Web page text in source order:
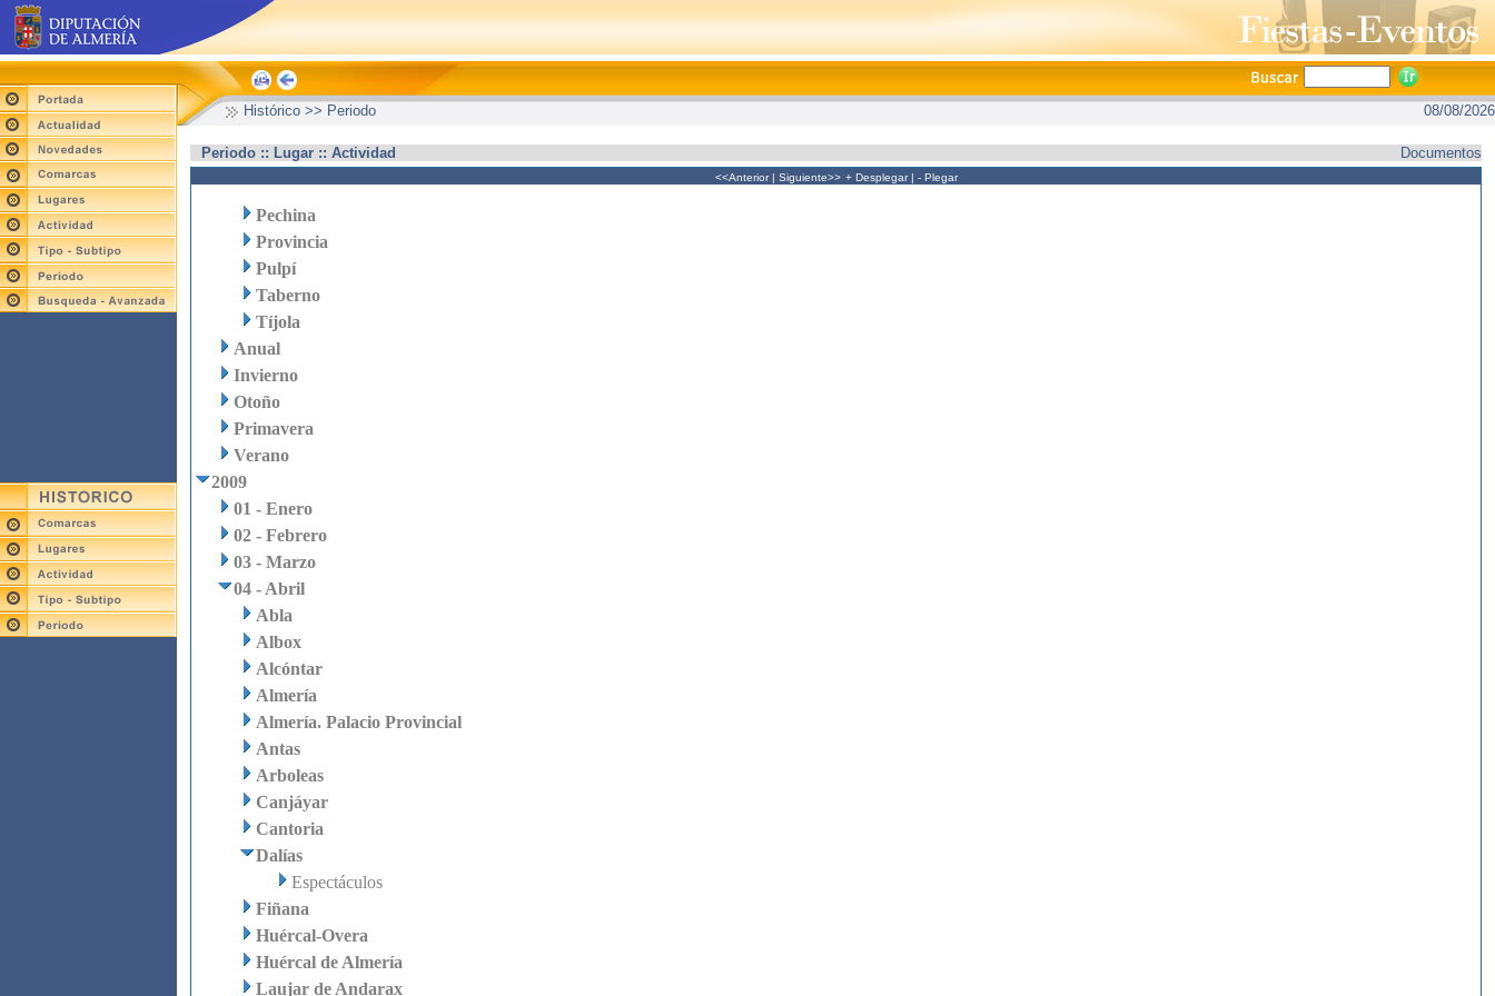
Histórico >> Periodo 08/08/2026
Periodo :: Lugar :: Actividad Documentos
<<Anterior| Siguiente>> + Desplegar| - Plegar
Pechina
Provincia
Pulpí
Taberno
Tíjola
Anual
Invierno
Otoño
Primavera
Verano
2009
01 - Enero
02 - Febrero
03 - Marzo
04 - Abril
Abla
Albox
Alcóntar
Almería
Almería. Palacio Provincial
Antas
Arboleas
Canjáyar
Cantoria
Dalías
Espectáculos
Fiñana
Huércal-Overa
Huércal de Almería
Laujar de Andarax